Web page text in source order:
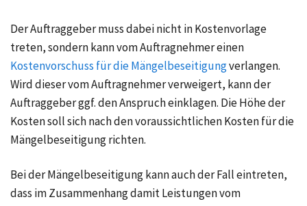
Der Auftraggeber muss dabei nicht in Kostenvorlage
treten, sondern kann vom Auftragnehmer einen
Kostenvorschuss für die Mängelbeseitigungverlangen.
Wird dieser vom Auftragnehmer verweigert, kann der
Auftraggeber ggf. den Anspruch einklagen. Die Höhe der
Kosten soll sich nach den voraussichtlichen Kosten für die
Mängelbeseitigung richten.
Bei der Mängelbeseitigung kann auch der Fall eintreten,
dass im Zusammenhang damit Leistungen vom